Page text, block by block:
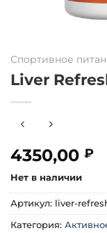
Спортивное
Liver
4350,00 ₽
Нет в наличии
Артикул: liver-
Категория: